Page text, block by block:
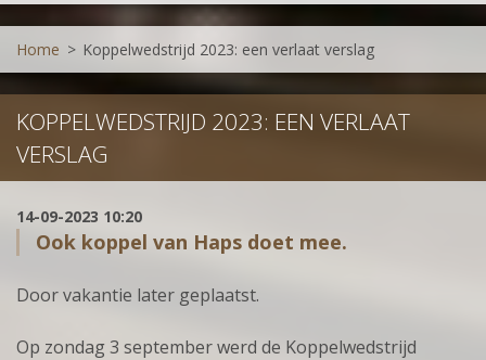
Home > Koppelwedstrijd 2023: een verlaat verslag
KOPPELWEDSTRIJD 2023: EEN VERLAAT
VERSLAG
14-09-2023 10:20
Ook koppel van Haps doet mee.
Door vakantie later geplaatst.
Op zondag 3 september werd de Koppelwedstrijd